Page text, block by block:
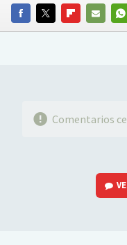
FACEBOOKTWITTERFLIPBOARD
E-
Comentarios